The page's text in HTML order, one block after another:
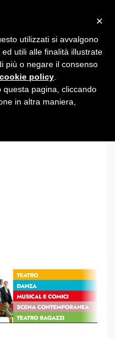
×
utilizzati si avvalgono
utili alle finalità illustrate
più o negare il consenso
cookie policy
pagina, cliccando
in altra maniera,